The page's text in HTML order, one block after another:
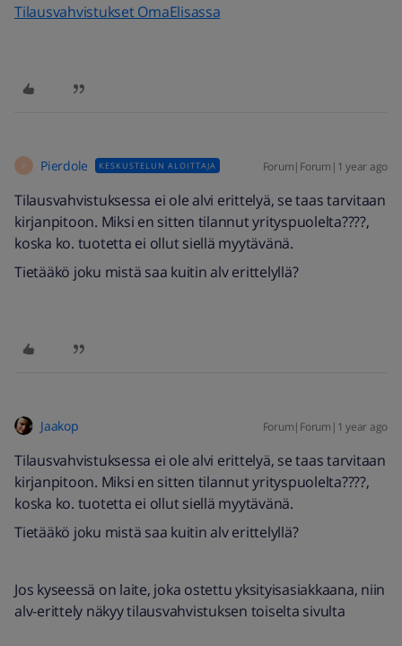
Tilausvahvistukset OmaElisassa
P Pierdole KESKUSTELUN ALOITTAJA Forum|Forum|1 year ago
Tilausvahvistuksessa ei ole alvi erittelyä, se taas tarvitaan
kirjanpitoon. Miksi en sitten tilannut yrityspuolelta????,
koska ko. tuotetta ei ollut siellä myytävänä.
Tietääkö joku mistä saa kuitin alv erittelyllä?
Jaakop Forum|Forum|1 year ago
Tilausvahvistuksessa ei ole alvi erittelyä, se taas tarvitaan
kirjanpitoon. Miksi en sitten tilannut yrityspuolelta????,
koska ko. tuotetta ei ollut siellä myytävänä.
Tietääkö joku mistä saa kuitin alv erittelyllä?
Jos kyseessä on laite, joka ostettu yksityisasiakkaana, niin
alv-erittely näkyy tilausvahvistuksen toiselta sivulta